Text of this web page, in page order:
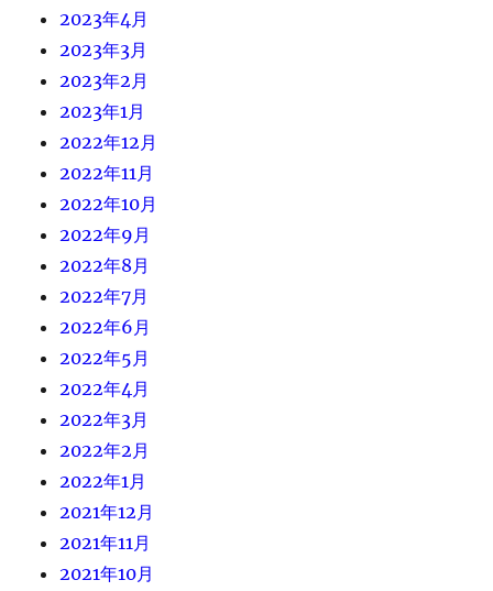
2023年4月
2023年3月
2023年2月
2023年1月
2022年12月
2022年11月
2022年10月
2022年9月
2022年8月
2022年7月
2022年6月
2022年5月
2022年4月
2022年3月
2022年2月
2022年1月
2021年12月
2021年11月
2021年10月